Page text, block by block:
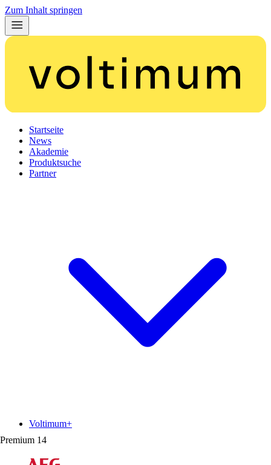
Zum Inhalt springen
Startseite
News
Akademie
Produktsuche
Partner
Premium 14
Voltimum+